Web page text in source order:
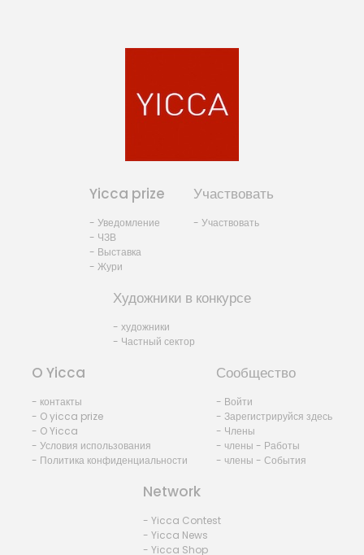
Yicca prize
- Уведомление
- ЧЗВ
- Выставка
- Жури
Участвовать
- Участвовать
Художники в конкурсе
- художники
- Частный сектор
O Yicca
- контакты
- O yicca prize
- O Yicca
- Условия использования
- Политика конфиденциальности
Сообщество
- Войти
- Зарегистрируйся здесь
- Члены
- члены - Работы
- члены - События
Network
- Yicca Contest
- Yicca News
- Yicca Shop